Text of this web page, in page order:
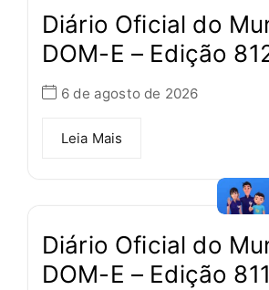
Diário Oficial do
DOM-E – Edição
6 de agosto de 2026
Leia Mais
Diário Oficial do
DOM-E – Edição 811